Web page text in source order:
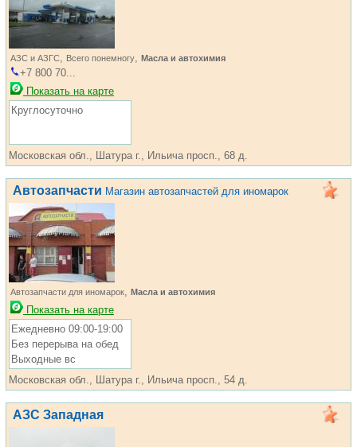
АЗС и АЗГС, Всего понемногу, Масла и автохимия
+7 800 70...
Показать на карте
Круглосуточно
Московская обл., Шатура г., Ильича просп., 68 д.
Автозапчасти Магазин автозапчастей для иномарок
Автозапчасти для иномарок, Масла и автохимия
Показать на карте
Ежедневно 09:00-19:00
Без перерыва на обед
Выходные вс
Московская обл., Шатура г., Ильича просп., 54 д.
АЗС Западная